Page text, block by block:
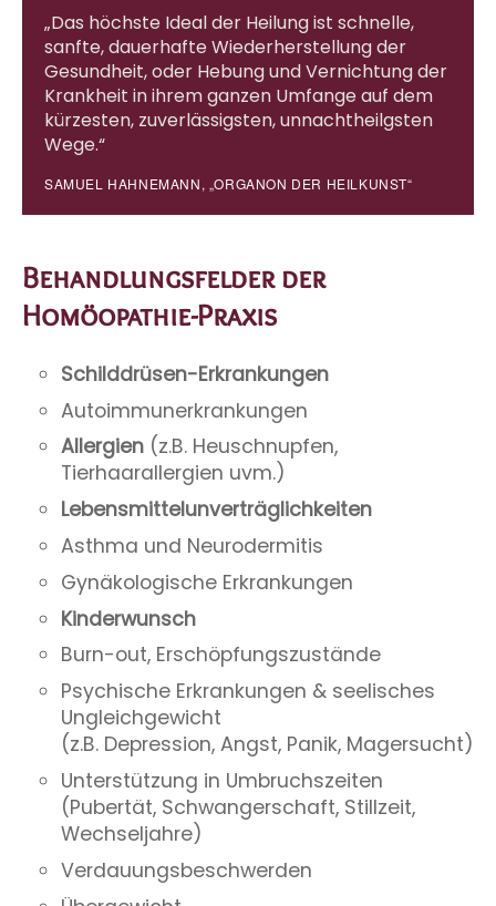
„Das höchste Ideal der Heilung ist schnelle,
sanfte, dauerhafte Wiederherstellung der
Gesundheit, oder Hebung und Vernichtung der
Krankheit in ihrem ganzen Umfange auf dem
kürzesten, zuverlässigsten, unnachtheilgsten
Wege.“
SAMUEL HAHNEMANN, „ORGANON DER HEILKUNST“
Behandlungsfelder der
Homöopathie-Praxis
Schilddrüsen-Erkrankungen
Autoimmunerkrankungen
Allergien (z.B. Heuschnupfen,
Tierhaarallergien uvm.)
Lebensmittelunverträglichkeiten
Asthma und Neurodermitis
Gynäkologische Erkrankungen
Kinderwunsch
Burn-out, Erschöpfungszustände
Psychische Erkrankungen & seelisches
Ungleichgewicht
(z.B. Depression, Angst, Panik, Magersucht)
Unterstützung in Umbruchszeiten
(Pubertät, Schwangerschaft, Stillzeit,
Wechseljahre)
Verdauungsbeschwerden